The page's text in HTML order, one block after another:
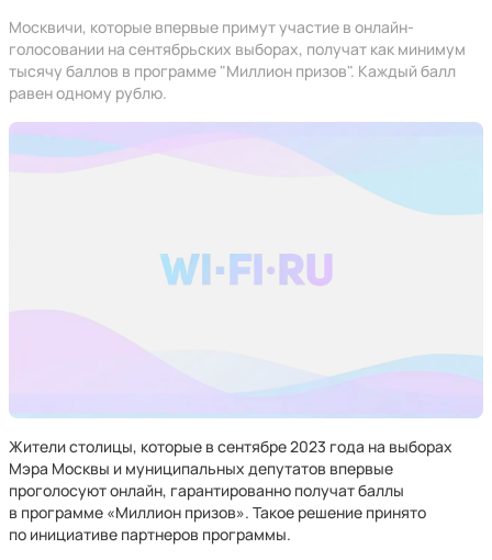
Москвичи, которые впервые примут участие в онлайн-
голосовании на сентябрьских выборах, получат как минимум
тысячу баллов в программе "Миллион призов". Каждый балл
равен одному рублю.
Жители столицы, которые в сентябре 2023 года на выборах
Мэра Москвы и муниципальных депутатов впервые
проголосуют онлайн, гарантированно получат баллы
в программе «Миллион призов». Такое решение принято
по инициативе партнеров программы.